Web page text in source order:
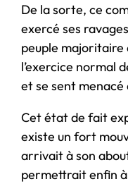
De la sorte, ce
exercé ses
peuple majoritaire
l’exercice normal
et se sent menacé
Cet état de fait
existe un fort
arrivait à son
permettrait enfin